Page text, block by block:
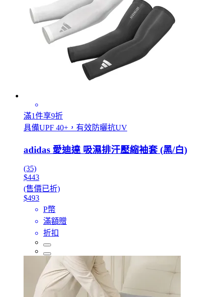
滿1件享9折
具備UPF 40+，有效防曬抗UV
adidas 愛迪達 吸濕排汗壓縮袖套 (黑/白)
(35)
$443
(售價已折)
$493
P幣
滿額贈
折扣